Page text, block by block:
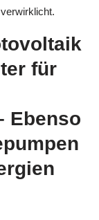
für
Ebenso